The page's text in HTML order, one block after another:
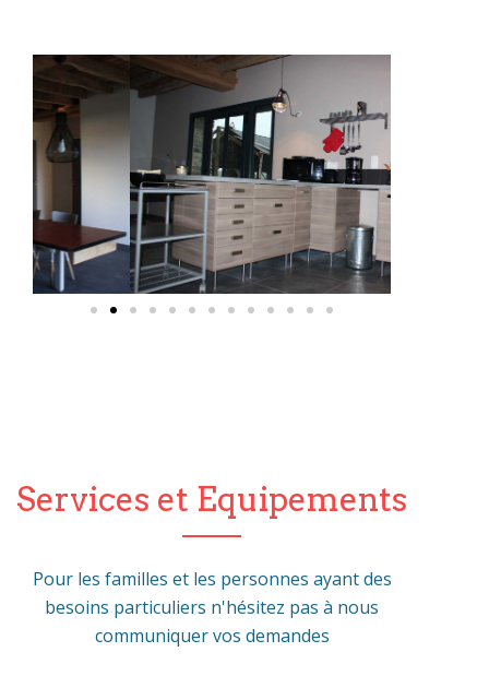
Services et Equipements
Pour les familles et les personnes ayant des
besoins particuliers n'hésitez pas à nous
communiquer vos demandes